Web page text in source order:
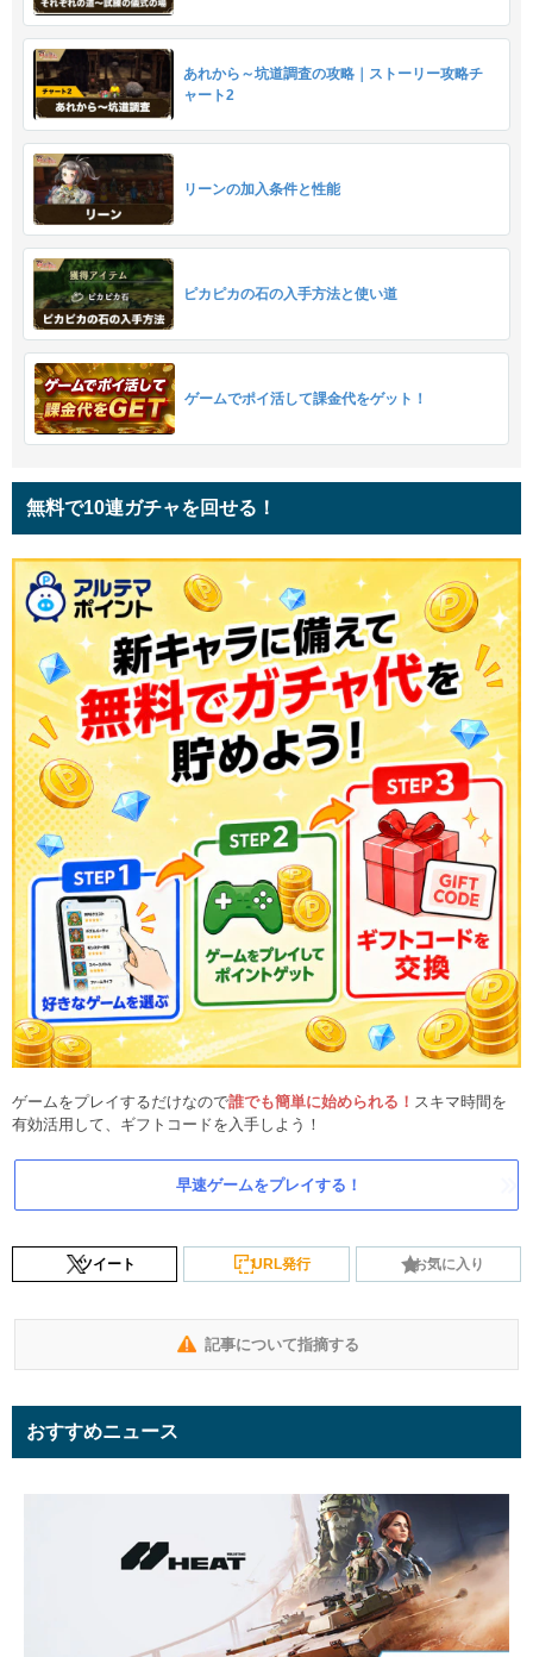
あれから～坑道調査の攻略｜ストーリー攻略チ
ャート2
リーンの加入条件と性能
ピカピカの石の入手方法と使い道
ゲームでポイ活して課金代をゲット！
無料で10連ガチャを回せる！
ゲームをプレイするだけなので誰でも簡単に始められる！ スキマ時間を
有効活用して、ギフトコードを入手しよう！
早速ゲームをプレイする！
ツイート URL発行 お気に入り
記事について指摘する
おすすめニュース